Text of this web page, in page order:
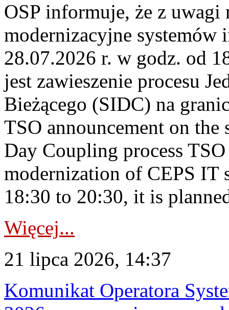
OSP informuje, że z uwagi
modernizacyjne
28.07.2026 r. w godz. od
jest zawieszenie procesu
Bieżącego (SIDC) na
TSO announcement on
Day Coupling process
modernization of CEPS IT
18:30 to 20:30, it is
Więcej...
21 lipca 2026, 14:37
Komunikat Operatora